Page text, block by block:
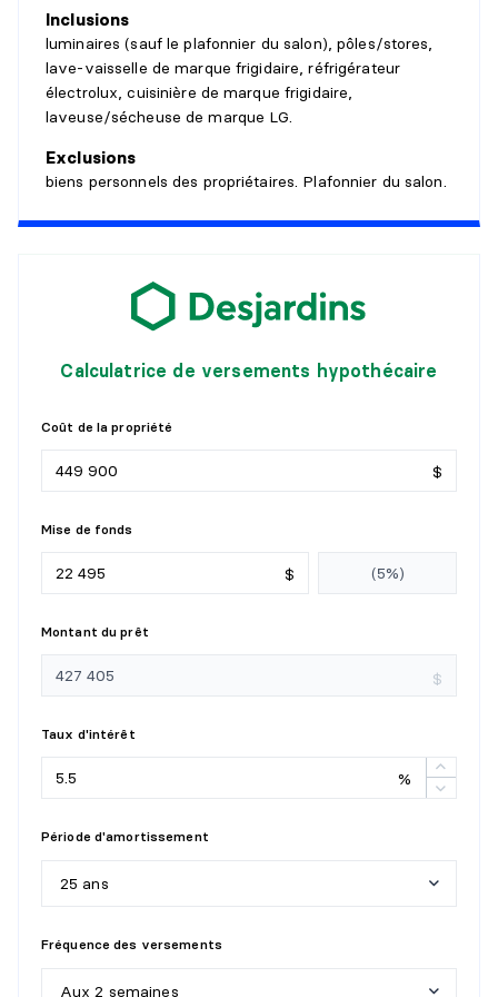
Revêtement :
Détails :
PENDERIE (WALK-IN)
Niveau :
Dimensions :
8'8" X 3'11"
Revêtement :
Détails :
Revêtement :Céramique
SALLE DE BAINS
Dimensions :
Revêtement :Céramique
Détails :
Inclusions
luminaires (sauf le plafonnier du salon), pôles/stores,
lave-vaisselle de marque frigidaire, réfrigérateur
électrolux, cuisinière de marque frigidaire,
laveuse/sécheuse de marque LG.
Exclusions
biens personnels des propriétaires. Plafonnier du salon.
Calculatrice de versements hypothécaire
Coût de la propriété
$
Mise de fonds
$
Montant du prêt
$
Taux d'intérêt
%
Période d'amortissement
25 ans
Fréquence des versements
Aux 2 semaines